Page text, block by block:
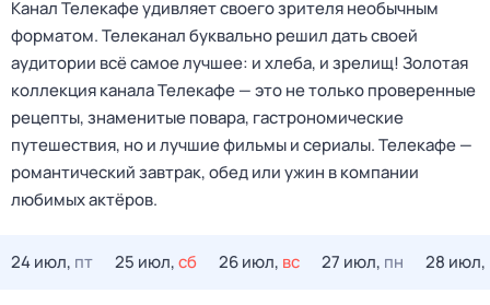
Канал Телекафе удивляет своего зрителя необычным
форматом. Телеканал буквально решил дать своей
аудитории всё самое лучшее: и хлеба, и зрелищ! Золотая
коллекция канала Телекафе — это не только проверенные
рецепты, знаменитые повара, гастрономические
путешествия, но и лучшие фильмы и сериалы. Телекафе —
романтический завтрак, обед или ужин в компании
любимых актёров.
24 июл, пт 25 июл,сб 26 июл, вс 27 июл, пн 28 июл,